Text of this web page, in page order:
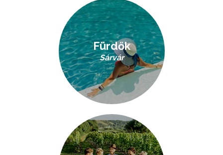
Fürdők
Sárvár